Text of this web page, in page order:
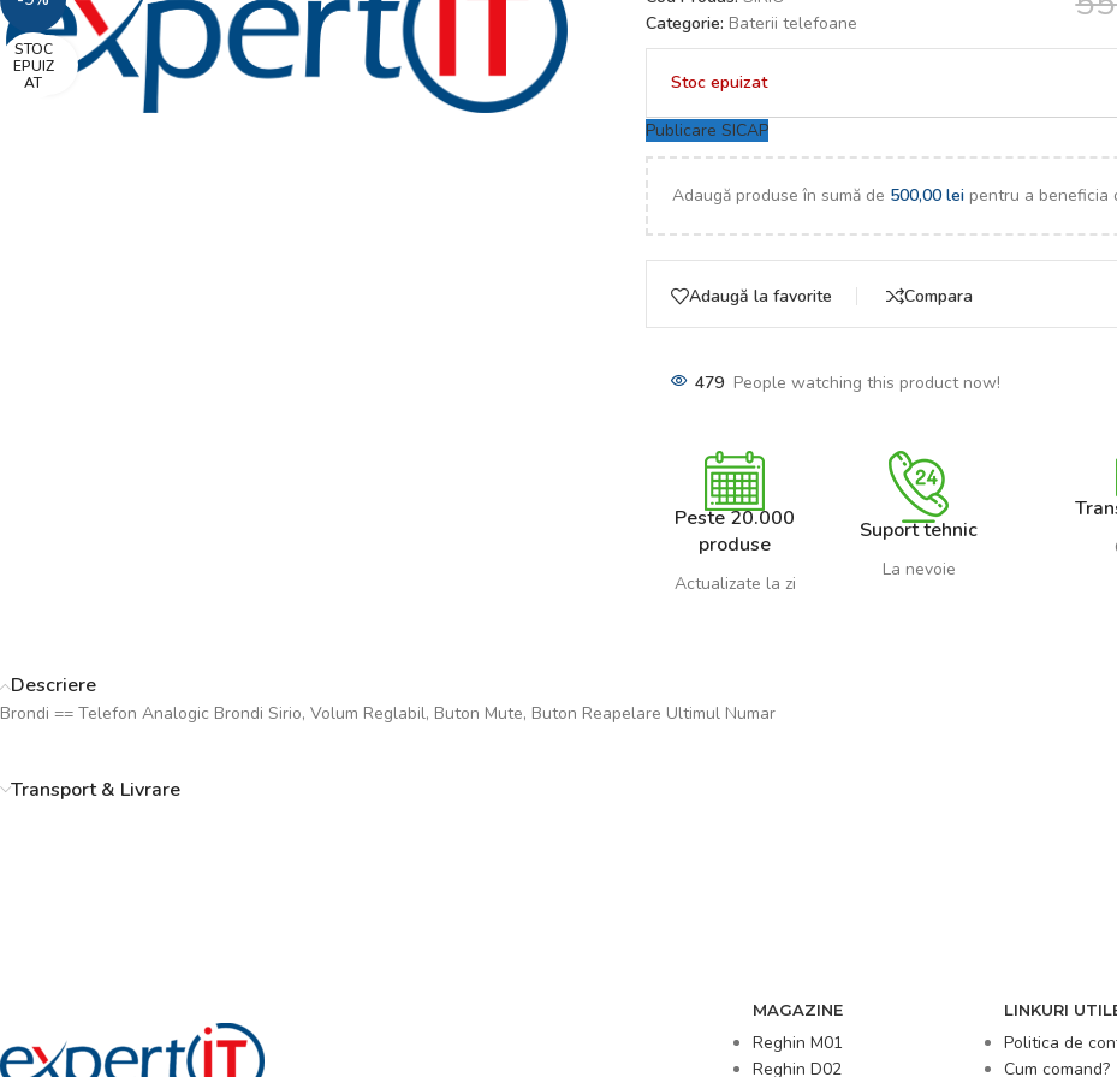
STOC
EPUIZ
AT
Faceți click pentru a mări
Categorie: Baterii telefoane
Stoc epuizat
Publicare SICAP
Adaugă produse în sumă de 500,00 leipentru a beneficia
Adaugă la favorite Compara
479 People watching this product now!
Peste 20.000
produse
Actualizate la zi
Suport tehnic
La nevoie
Descriere
Brondi == Telefon Analogic Brondi Sirio, Volum Reglabil, Buton Mute, Buton Reapelare Ultimul Numar
Transport & Livrare
MAGAZINE
Reghin M01
Reghin D02
LINKURI
Politica de
Cum comand?